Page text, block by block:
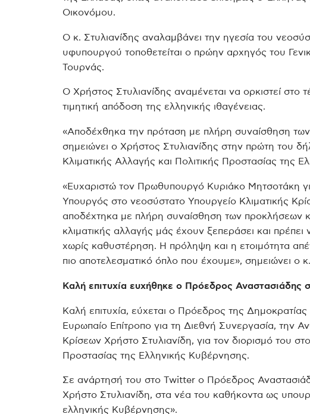
Οικονόμου.
Ο κ. Στυλιανίδης αναλαμβάνει την ηγεσία του
υφυπουργού τοποθετείται ο πρώην αρχηγός του
Τουρνάς.
Ο Χρήστος Στυλιανίδης αναμένεται να ορκιστεί
τιμητική απόδοση της ελληνικής ιθαγένειας.
«Αποδέχθηκα την πρόταση με πλήρη συναίσθηση
σημειώνει ο Χρήστος Στυλιανίδης στην πρώτη του
Κλιματικής Αλλαγής και Πολιτικής Προστασίας της
«Ευχαριστώ τον Πρωθυπουργό Κυριάκο Μητσοτάκη
Υπουργός στο νεοσύστατο Υπουργείο Κλιματικής
αποδέχτηκα με πλήρη συναίσθηση των προκλήσεων
κλιματικής αλλαγής μάς έχουν ξεπεράσει και
χωρίς καθυστέρηση. Η πρόληψη και η ετοιμότητα
πιο αποτελεσματικό όπλο που έχουμε», σημειώνει ο
Καλή επιτυχία ευχήθηκε ο Πρόεδρος Αναστασιάδης
Καλή επιτυχία, εύχεται ο Πρόεδρος της
Ευρωπαίο Επίτροπο για τη Διεθνή Συνεργασία, την
Κρίσεων Χρήστο Στυλιανίδη, για τον διορισμό του
Προστασίας της Ελληνικής Κυβέρνησης.
Σε ανάρτησή του στο Twitter ο Πρόεδρος
Χρήστο Στυλιανίδη, στα νέα του καθήκοντα ως
ελληνικής Κυβέρνησης».